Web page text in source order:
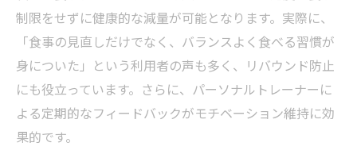
制限をせずに健康的な減量が可能となります。実際に、
「食事の見直しだけでなく、バランスよく食べる習慣が
身についた」という利用者の声も多く、リバウンド防止
にも役立っています。さらに、パーソナルトレーナーに
よる定期的なフィードバックがモチベーション維持に効
果的です。